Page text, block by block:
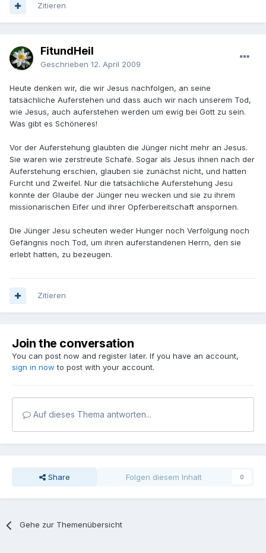
Zitieren
FitundHeil
Geschrieben 12. April 2009
Heute denken wir, die wir Jesus nachfolgen, an seine
tatsächliche Auferstehen und dass auch wir nach unserem Tod,
wie Jesus, auch auferstehen werden um ewig bei Gott zu sein.
Was gibt es Schöneres!
Vor der Auferstehung glaubten die Jünger nicht mehr an Jesus.
Sie waren wie zerstreute Schafe. Sogar als Jesus ihnen nach der
Auferstehung erschien, glauben sie zunächst nicht, und hatten
Furcht und Zweifel. Nur die tatsächliche Auferstehung Jesu
konnte der Glaube der Jünger neu wecken und sie zu ihrem
missionarischen Eifer und ihrer Opferbereitschaft anspornen.
Die Jünger Jesu scheuten weder Hunger noch Verfolgung noch
Gefängnis noch Tod, um ihren auferstandenen Herrn, den sie
erlebt hatten, zu bezeugen.
Zitieren
Join the conversation
You can post now and register later. If you have an account,
sign in now to post with your account.
Auf dieses Thema antworten...
Share Folgen diesem Inhalt 0
Gehe zur Themenübersicht